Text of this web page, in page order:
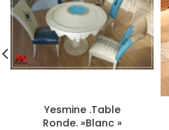
Yesmine .Table
Ronde. »Blanc »